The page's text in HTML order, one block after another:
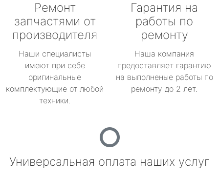
Ремонт
запчастями от
производителя
Наши специалисты
имеют при себе
оригинальные
комплектующие от любой
техники.
Гарантия на
работы по
ремонту
Наша компания
предоставляет гарантию
на выполненые работы по
ремонту до 2 лет.
Универсальная оплата наших услуг